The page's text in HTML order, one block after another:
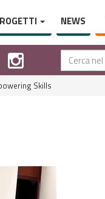
NEWS
Skills